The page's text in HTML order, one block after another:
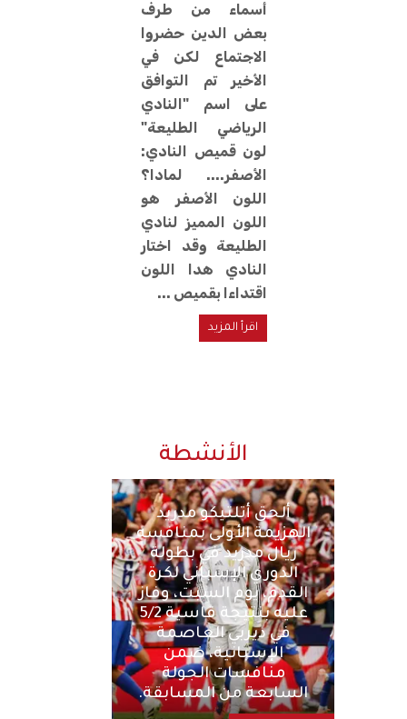
أسماء من طرف
بعض الدين حضروا
الاجتماع لكن في
الأخير تم التوافق
على اسم "النادي
الرياضي الطليعة"
لون قميص النادي:
الأصفر.... لمادا؟
اللون الأصفر هو
اللون المميز لنادي
الطليعة وقد اختار
النادي هدا اللون
اقتداءا بقميص ...
اقرأ المزيد
الأنشطة
ألحق أتلتيكو مدريد
الهزيمة الأولى بمنافسه
ريال مدريد في بطولة
الدوري الإسباني لكرة
القدم، يوم السبت، وفاز
عليه بنتيجة قاسية 5/2
في ديربي العاصمة
الإسبانية، ضمن
منافسات الجولة
السابعة من المسابقة.